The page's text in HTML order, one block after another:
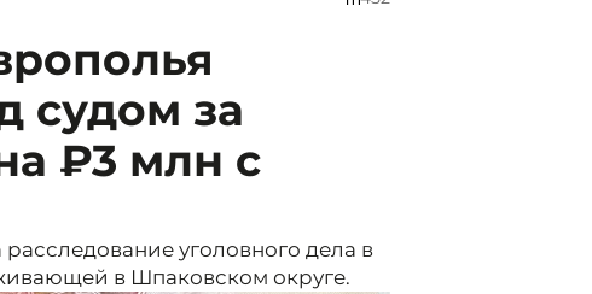
судом за
₽3 млн с
уголовного дела в
в Шпаковском округе.